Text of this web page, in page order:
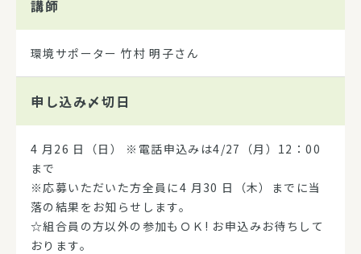
講師
環境サポーター 竹村 明子さん
申し込み〆切日
4 月26 日（日） ※電話申込みは4/27（月）12：00
まで
※応募いただいた方全員に4 月30 日（木）までに当
落の結果をお知らせします。
☆組合員の方以外の参加もＯＫ! お申込みお待ちして
おります。